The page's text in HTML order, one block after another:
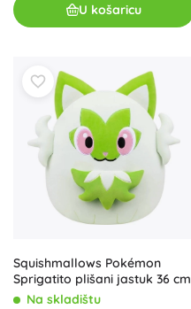
U košaricu
Squishmallows Pokémon
Sprigatito plišani jastuk 36 cm
Na skladištu